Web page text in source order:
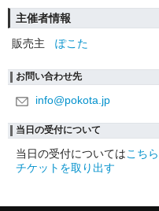
主催者情報
販売主
ぽこた
お問い合わせ先
info@pokota.jp
当日の受付について
当日の受付についてはこちら
チケットを取り出す